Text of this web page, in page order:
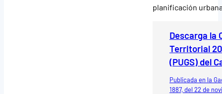
planificación
Descarga la
Territorial
(PUGS) del
Publicada en la
1887, del 22 de